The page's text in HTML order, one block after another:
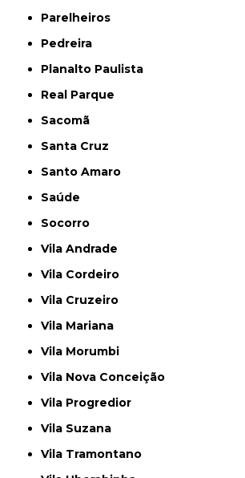
Parelheiros
Pedreira
Planalto Paulista
Real Parque
Sacomã
Santa Cruz
Santo Amaro
Saúde
Socorro
Vila Andrade
Vila Cordeiro
Vila Cruzeiro
Vila Mariana
Vila Morumbi
Vila Nova Conceição
Vila Progredior
Vila Suzana
Vila Tramontano